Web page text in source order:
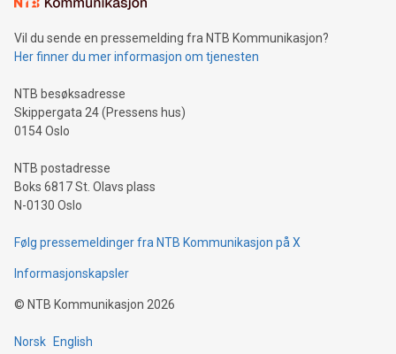
Vil du sende en pressemelding fra NTB Kommunikasjon?
Her finner du mer informasjon om tjenesten
NTB besøksadresse
Skippergata 24 (Pressens hus)
0154 Oslo
NTB postadresse
Boks 6817 St. Olavs plass
N-0130 Oslo
Følg pressemeldinger fra NTB Kommunikasjon på X
Informasjonskapsler
© NTB Kommunikasjon 2026
Norsk English